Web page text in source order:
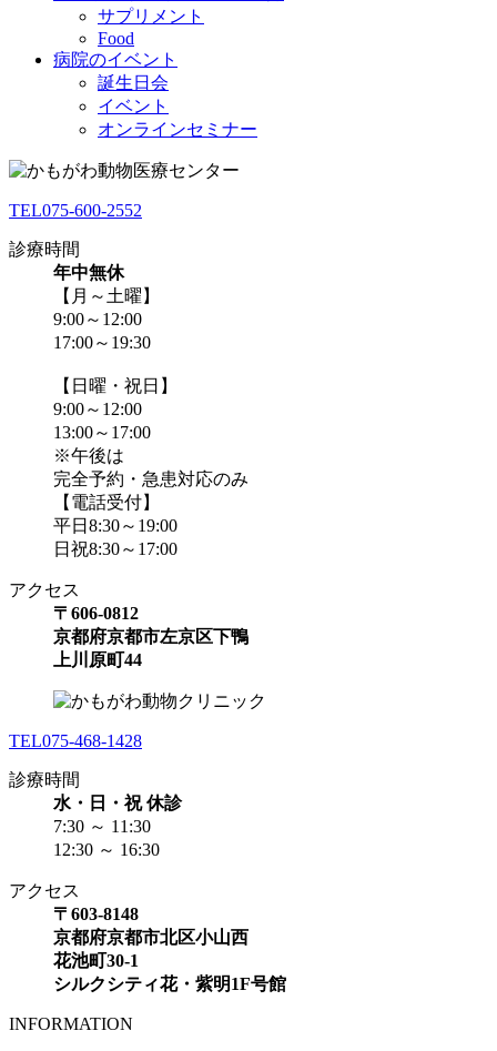
サプリメント
Food
病院のイベント
誕生日会
イベント
オンラインセミナー
TEL075-600-2552
診療時間
年中無休
【月～土曜】
9:00～12:00
17:00～19:30
【日曜・祝日】
9:00～12:00
13:00～17:00
※午後は
完全予約・急患対応のみ
【電話受付】
平日8:30～19:00
日祝8:30～17:00
アクセス
〒606-0812
京都府京都市左京区下鴨
上川原町44
TEL075-468-1428
診療時間
水・日・祝 休診
7:30 ～ 11:30
12:30 ～ 16:30
アクセス
〒603-8148
京都府京都市北区小山西
花池町30-1
シルクシティ花・紫明1F号館
INFORMATION